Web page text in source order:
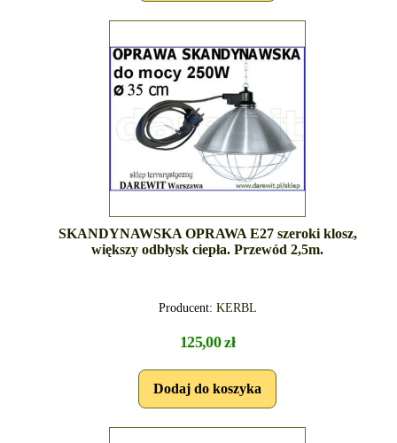
SKANDYNAWSKA OPRAWA E27 szeroki klosz,
większy odbłysk ciepła. Przewód 2,5m.
Producent: KERBL
125,00 zł